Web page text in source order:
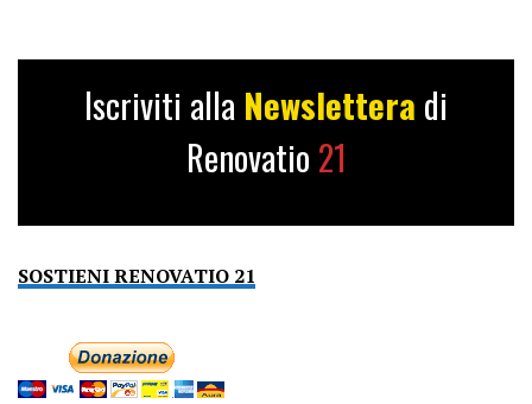
Iscriviti alla Newslettera di
Renovatio 21
SOSTIENI RENOVATIO 21